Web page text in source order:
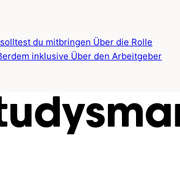
du mitbringen Über die Rolle
inklusive Über den Arbeitgeber